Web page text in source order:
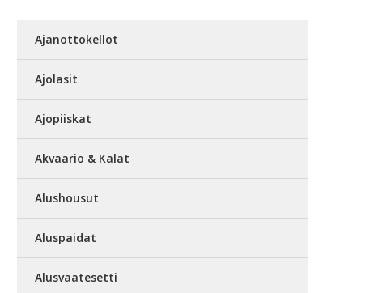
Ajanottokellot
Ajolasit
Ajopiiskat
Akvaario & Kalat
Alushousut
Aluspaidat
Alusvaatesetti